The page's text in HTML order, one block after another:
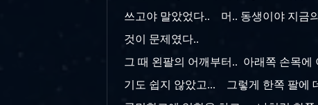
쓰고야 말았었다.. 머.. 동생이야 지금
것이 문제였다..
그 때 왼팔의 어깨부터.. 아래쪽 손목
기도 쉽지 않았고... 그렇게 한쪽 팔에